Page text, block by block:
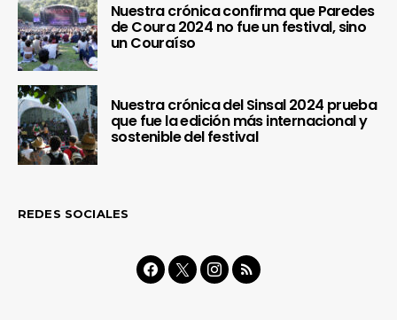
Nuestra crónica confirma que Paredes
de Coura 2024 no fue un festival, sino
un Couraíso
Nuestra crónica del Sinsal 2024 prueba
que fue la edición más internacional y
sostenible del festival
REDES SOCIALES